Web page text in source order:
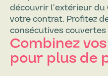
découvrir l’extérieur
votre contrat. Profitez
consécutives
Combinez
pour plus de